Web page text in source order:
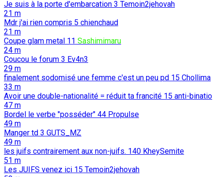
Je suis à la porte d'embarcation 3 Temoin2jehovah
21 m
Mdr j'ai rien compris 5 chienchaud
21 m
Coupe glam metal 11 Sashimimaru
24 m
Coucou le forum 3 Ev4n3
29 m
finalement sodomisé une femme c'est un peu pd 15 Chollima
33 m
Avoir une double-nationalité = réduit ta francité 15 anti-binatio
47 m
Bordel le verbe "posséder" 44 Propulse
49 m
Manger td 3 GUTS_MZ
49 m
les juifs contrairement aux non-juifs. 140 KheySemite
51 m
Les JUIFS venez ici 15 Temoin2jehovah